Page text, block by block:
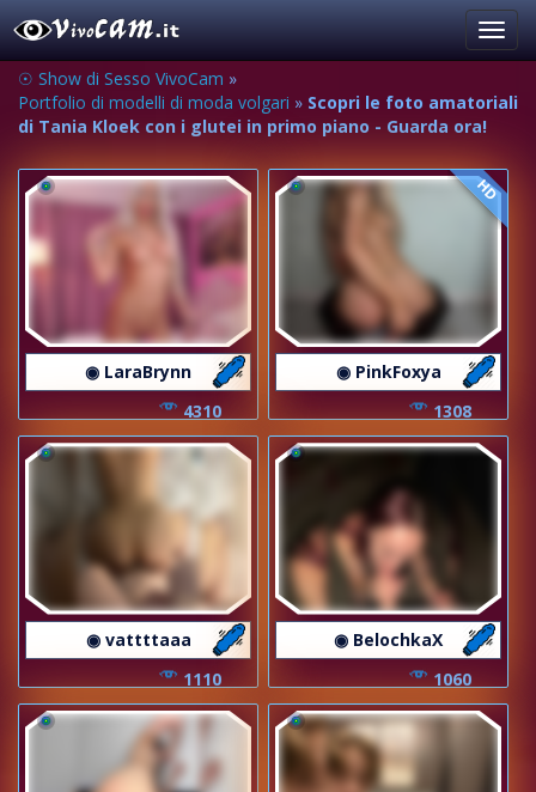
☉ Show di Sesso VivoCam »
Portfolio di modelli di moda volgari » Scopri le foto amatoriali
di Tania Kloek con i glutei in primo piano - Guarda ora!
◉ LaraBrynn
4310
HD
◉ PinkFoxya
1308
◉ vattttaaa
1110
◉ BelochkaX
1060